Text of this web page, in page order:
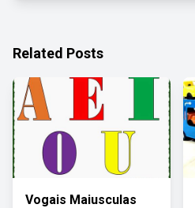
Related Posts
Vogais Maiusculas